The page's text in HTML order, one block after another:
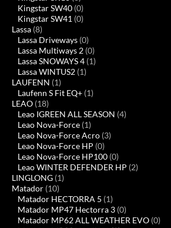
Kingstar SW40 (0)
Kingstar SW41 (0)
Lassa (8)
Lassa Driveways (0)
Lassa Multiways 2 (0)
Lassa SNOWAYS 4 (1)
Lassa WINTUS2 (1)
LAUFENN (1)
Laufenn S Fit EQ+ (1)
LEAO (18)
Leao IGREEN ALL SEASON (4)
Leao Nova-Force (1)
Leao Nova-Force Acro (3)
Leao Nova-Force HP (0)
Leao Nova-Force HP100 (0)
Leao WINTER DEFENDER HP (2)
LINGLONG (1)
Matador (10)
Matador HECTORRA 5 (1)
Matador MP47 Hectorra 3 (0)
Matador MP62 ALL WEATHER EVO (0)